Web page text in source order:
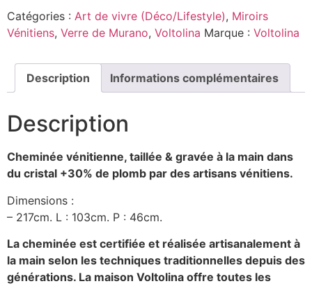
Catégories : Art de vivre (Déco/Lifestyle), Miroirs
Vénitiens, Verre de Murano, Voltolina Marque : Voltolina
Description Informations complémentaires
Description
Cheminée vénitienne, taillée & gravée à la main dans
du cristal +30% de plomb par des artisans vénitiens.
Dimensions :
– 217cm. L : 103cm. P : 46cm.
La cheminée est certifiée et réalisée artisanalement à
la main selon les techniques traditionnelles depuis des
générations. La maison Voltolina offre toutes les